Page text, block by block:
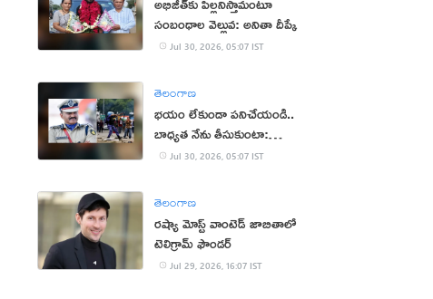
సంబంధాల వెల్లువ: అనితా దీప్కే
Jul 30, 2026, 05:07 IST
తెలంగాణ
భ‌యం లేకుండా ప‌నిచేయండి..
బాధ్య‌త నేను తీసుకుంటా:
సీఆర్పీఎఫ్ చీఫ్
Jul 30, 2026, 05:07 IST
తెలంగాణ
రష్యా మోస్ట్ వాంటెడ్ జాబితాలో
టెలిగ్రామ్ ఫౌండర్
Jul 29, 2026, 16:07 IST